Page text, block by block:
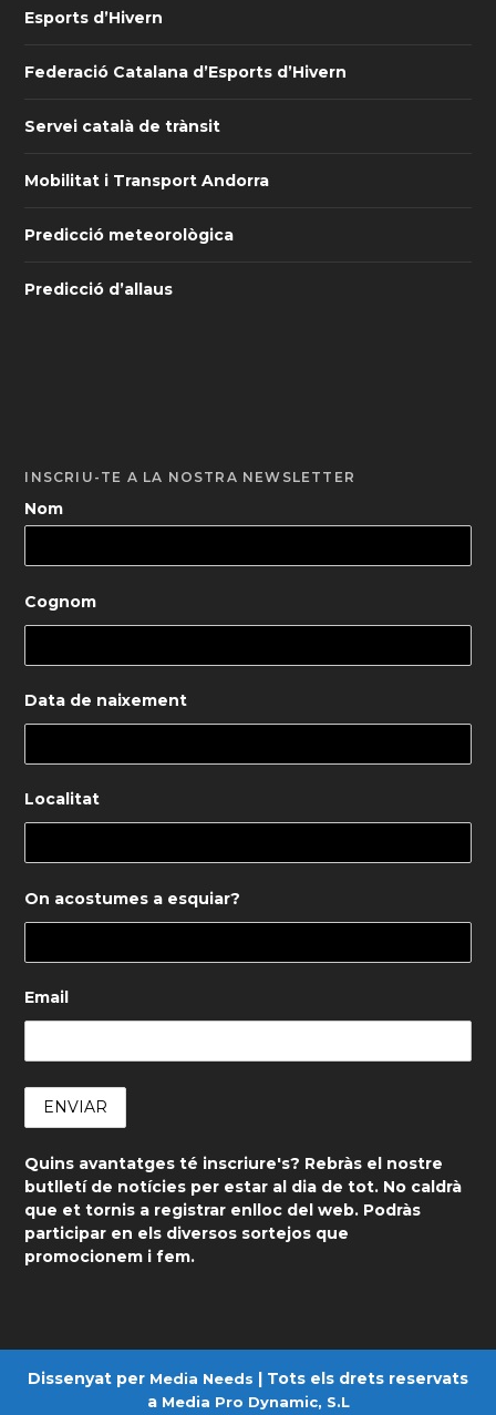
Esports d’Hivern
Federació Catalana d’Esports d’Hivern
Servei català de trànsit
Mobilitat i Transport Andorra
Predicció meteorològica
Predicció d’allaus
INSCRIU-TE A LA NOSTRA NEWSLETTER
Nom
Cognom
Data de naixement
Localitat
On acostumes a esquiar?
Email
Quins avantatges té inscriure's? Rebràs el nostre
butlletí de notícies per estar al dia de tot. No caldrà
que et tornis a registrar enlloc del web. Podràs
participar en els diversos sortejos que
promocionem i fem.
Dissenyat per Media Needs | Tots els drets reservats
a Media Pro Dynamic, S.L